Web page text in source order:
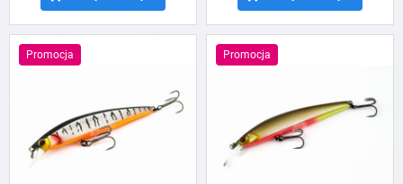
Promocja Promocja